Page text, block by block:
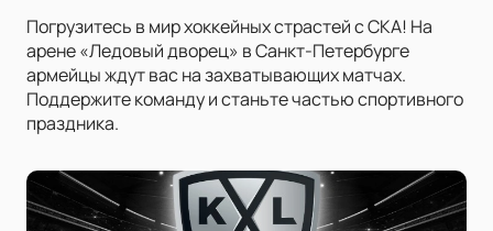
Погрузитесь в мир хоккейных страстей с СКА! На
арене «Ледовый дворец» в Санкт-Петербурге
армейцы ждут вас на захватывающих матчах.
Поддержите команду и станьте частью спортивного
праздника.